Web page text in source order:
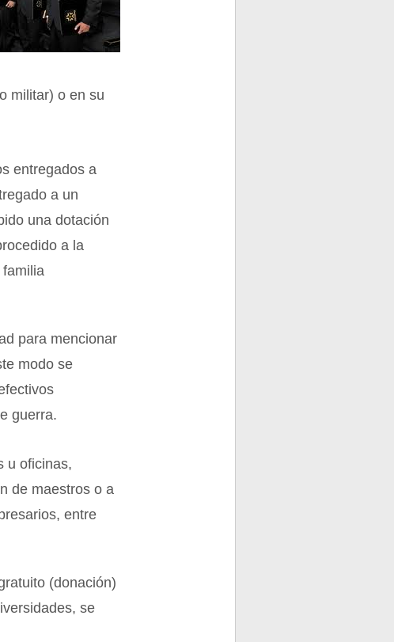
militar) o en su
entregados a
a un
una dotación
a la
para mencionar
modo se
guerra.
u oficinas,
de maestros o a
entre
(donación)
se